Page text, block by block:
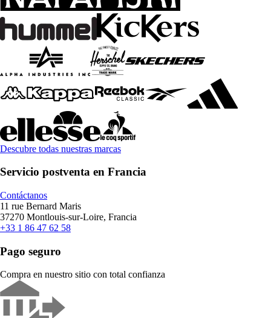
Descubre todas nuestras marcas
Servicio postventa en Francia
Contáctanos
11 rue Bernard Maris
37270 Montlouis-sur-Loire, Francia
+33 1 86 47 62 58
Pago seguro
Compra en nuestro sitio con total confianza